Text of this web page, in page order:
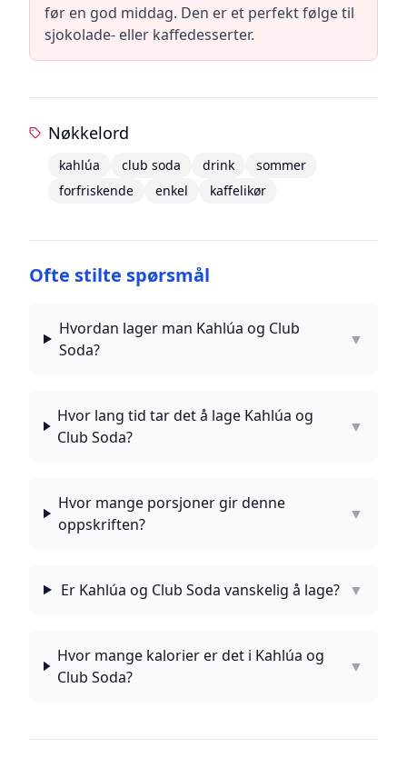
før en god middag. Den er et perfekt følge til
sjokolade- eller kaffedesserter.
Nøkkelord
kahlúa club soda drink
sommer
forfriskende
enkel kaffelikør
Ofte stilte spørsmål
Hvordan lager man Kahlúa og Club
Soda?
▼
Hvor lang tid tar det å lage Kahlúa og
Club Soda?
▼
Hvor mange porsjoner gir denne
oppskriften?
▼
Er Kahlúa og Club Soda vanskelig å lage? ▼
Hvor mange kalorier er det i Kahlúa og
Club Soda?
▼